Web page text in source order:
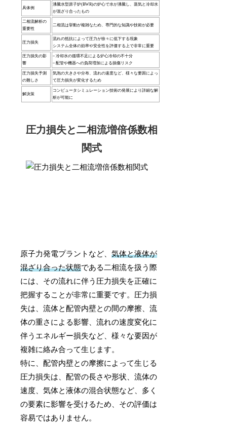
具体例
沸騰水型原子炉(BWR)の炉心で水が沸騰し、蒸気と冷却水
が混ざり合ったもの
二相流解析の
重要性
二相流は挙動が複雑なため、専門的な知識や技術が必要
圧力損失
流れの抵抗によって圧力が徐々に低下する現象
システム全体の効率や安全性を評価する上で非常に重要
圧力損失の影
響
– 冷却水の循環不足による炉心冷却の不十分
– 配管や機器への負荷増加による損傷リスク
圧力損失予測
の難しさ
気泡の大きさや分布、流れの速度など、様々な要因によっ
て圧力損失が変化するため
解決策
コンピュータシミュレーション技術の発展により詳細な解
析が可能に
圧力損失と二相流増倍係数相
関式
原子力発電プラントなど、気体と液体が
混ざり合った状態である二相流を扱う際
には、その流れに伴う圧力損失を正確に
把握することが非常に重要です。圧力損
失は、流体と配管内壁との間の摩擦、流
体の重さによる影響、流れの速度変化に
伴うエネルギー損失など、様々な要因が
複雑に絡み合って生じます。
特に、配管内壁との摩擦によって生じる
圧力損失は、配管の長さや形状、流体の
速度、気体と液体の混合状態など、多く
の要素に影響を受けるため、その評価は
容易ではありません。